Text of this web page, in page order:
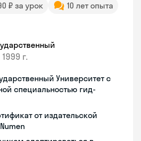
₽ за урок
10 лет опыта
1999 г.
Университет с
специальностью гид-
от издательской